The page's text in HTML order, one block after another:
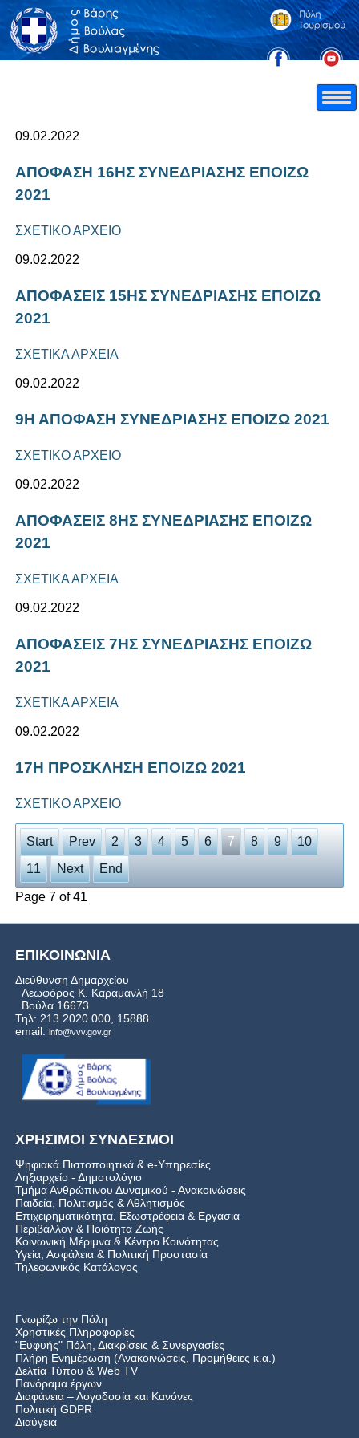
09.02.2022
ΑΠΟΦΑΣΗ 16ΗΣ ΣΥΝΕΔΡΙΑΣΗΣ ΕΠΟΙΖΩ
2021
ΣΧΕΤΙΚΟ ΑΡΧΕΙΟ
09.02.2022
ΑΠΟΦΑΣΕΙΣ 15ΗΣ ΣΥΝΕΔΡΙΑΣΗΣ ΕΠΟΙΖΩ
2021
ΣΧΕΤΙΚΑ ΑΡΧΕΙΑ
09.02.2022
9Η ΑΠΟΦΑΣΗ ΣΥΝΕΔΡΙΑΣΗΣ ΕΠΟΙΖΩ 2021
ΣΧΕΤΙΚΟ ΑΡΧΕΙΟ
09.02.2022
ΑΠΟΦΑΣΕΙΣ 8ΗΣ ΣΥΝΕΔΡΙΑΣΗΣ ΕΠΟΙΖΩ
2021
ΣΧΕΤΙΚΑ ΑΡΧΕΙΑ
09.02.2022
ΑΠΟΦΑΣΕΙΣ 7ΗΣ ΣΥΝΕΔΡΙΑΣΗΣ ΕΠΟΙΖΩ
2021
ΣΧΕΤΙΚΑ ΑΡΧΕΙΑ
09.02.2022
17Η ΠΡΟΣΚΛΗΣΗ ΕΠΟΙΖΩ 2021
ΣΧΕΤΙΚΟ ΑΡΧΕΙΟ
Start Prev 2 3 4 5 6 7 8 9
10
11
Next End
Page 7 of 41
ΕΠΙΚΟΙΝΩΝΙΑ
Διεύθυνση Δημαρχείου
Λεωφόρος Κ. Καραμανλή 18
Βούλα 16673
Τηλ: 213 2020 000, 15888
email: info@vvv.gov.gr
ΧΡΗΣΙΜΟΙ ΣΥΝΔΕΣΜΟΙ
Ψηφιακά Πιστοποιητικά & e-Υπηρεσίες
Ληξιαρχείο - Δημοτολόγιο
Τμήμα Ανθρώπινου Δυναμικού - Ανακοινώσεις
Παιδεία, Πολιτισμός & Αθλητισμός
Επιχειρηματικότητα, Εξωστρέφεια & Εργασια
Περιβάλλον & Ποιότητα Ζωής
Kοινωνική Μέριμνα & Κέντρο Κοινότητας
Υγεία, Ασφάλεια & Πολιτική Προστασία
Τηλεφωνικός Κατάλογος
Γνωρίζω την Πόλη
Χρηστικές Πληροφορίες
"Ευφυής" Πόλη, Διακρίσεις & Συνεργασίες
Πλήρη Ενημέρωση (Ανακοινώσεις, Προμήθειες κ.α.)
Δελτία Τύπου & Web TV
Πανόραμα έργων
Διαφάνεια – Λογοδοσία και Κανόνες
Πολιτική GDPR
Διαύγεια